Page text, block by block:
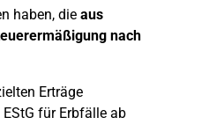
haben, die aus
nach
Erträge
für Erbfälle ab